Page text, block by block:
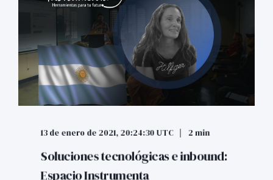
13 de enero de 2021, 20:24:30 UTC 2 min
Soluciones tecnológicas e inbound:
Espacio Instrumenta